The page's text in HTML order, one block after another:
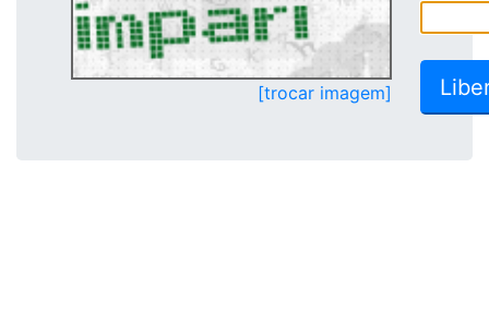
[trocar imagem]